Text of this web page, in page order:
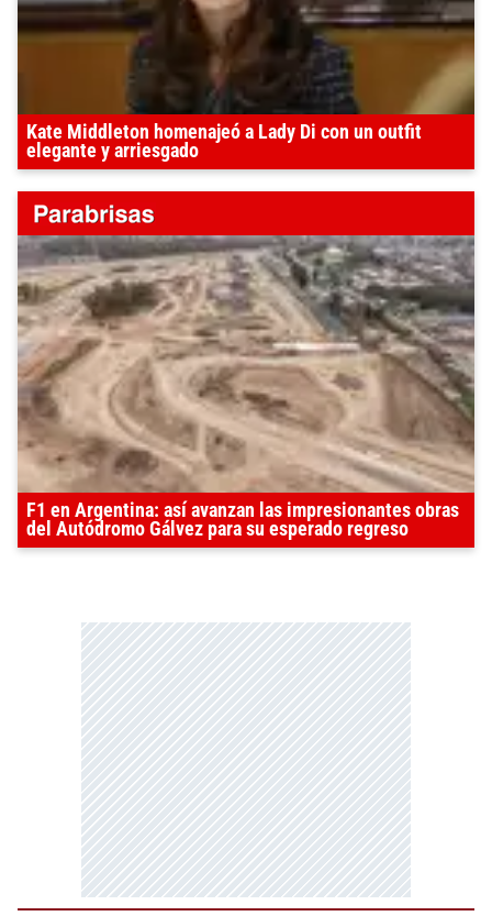
Kate Middleton homenajeó a Lady Di con un outfit
elegante y arriesgado
F1 en Argentina: así avanzan las impresionantes obras
del Autódromo Gálvez para su esperado regreso